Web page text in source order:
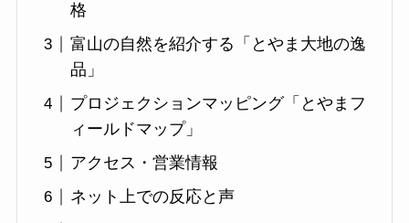
格
富山の自然を紹介する「とやま大地の逸
品」
プロジェクションマッピング「とやまフ
ィールドマップ」
アクセス・営業情報
ネット上での反応と声